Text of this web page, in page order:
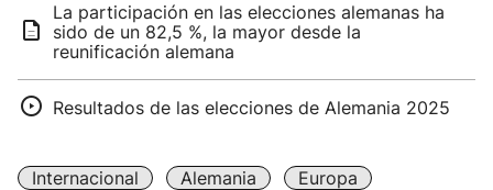
La participación en las elecciones alemanas ha
sido de un 82,5 %, la mayor desde la
reunificación alemana
Resultados de las elecciones de Alemania 2025
Internacional Alemania
Europa